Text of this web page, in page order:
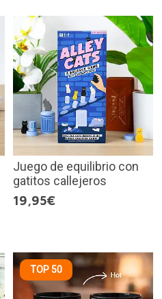
Juego de equilibrio con
gatitos callejeros
19,95€
TOP 50